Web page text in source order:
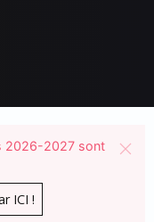
2026-2027 sont
ICI !